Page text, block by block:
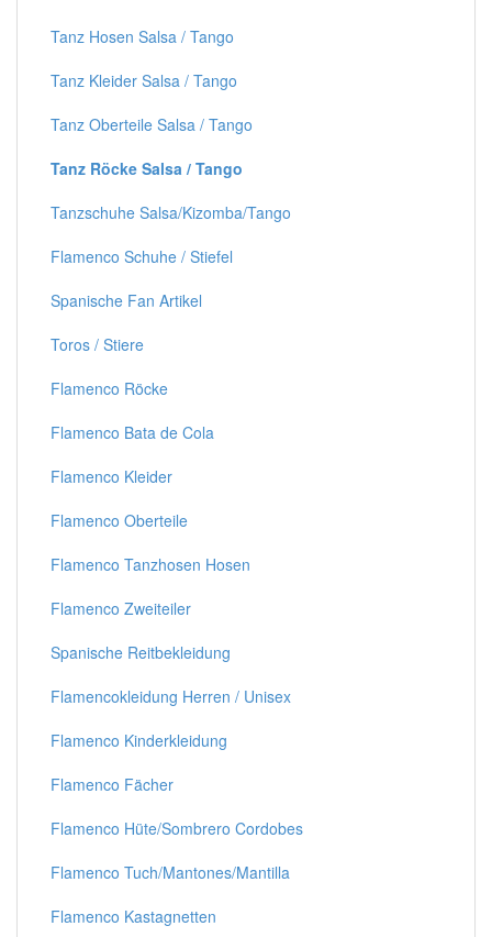
Tanz Hosen Salsa / Tango
Tanz Kleider Salsa / Tango
Tanz Oberteile Salsa / Tango
Tanz Röcke Salsa / Tango
Tanzschuhe Salsa/Kizomba/Tango
Flamenco Schuhe / Stiefel
Spanische Fan Artikel
Toros / Stiere
Flamenco Röcke
Flamenco Bata de Cola
Flamenco Kleider
Flamenco Oberteile
Flamenco Tanzhosen Hosen
Flamenco Zweiteiler
Spanische Reitbekleidung
Flamencokleidung Herren / Unisex
Flamenco Kinderkleidung
Flamenco Fächer
Flamenco Hüte/Sombrero Cordobes
Flamenco Tuch/Mantones/Mantilla
Flamenco Kastagnetten